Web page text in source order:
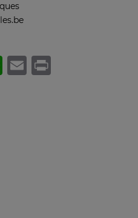
WhatsApp
Email